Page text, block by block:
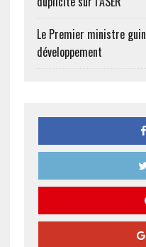
Le Premier ministre
développement